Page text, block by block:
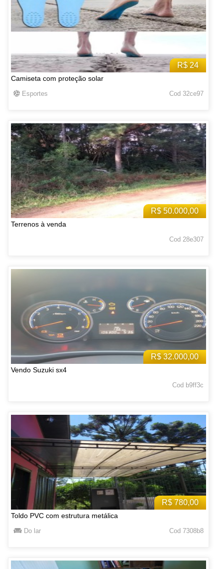
R$ 24
Camiseta com proteção solar
Esportes Cod 32ce97
R$ 50.000,00
Terrenos à venda
Cod 28e307
R$ 32.000,00
Vendo Suzuki sx4
Cod b9ff3c
R$ 780,00
Toldo PVC com estrutura metálica
Do lar Cod 7308b8